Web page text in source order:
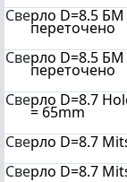
Сверло D=8.5
переточено
Сверло D=8.5
переточено
Сверло D=8.7
= 65mm
Сверло D=8.7
Сверло D=8.7